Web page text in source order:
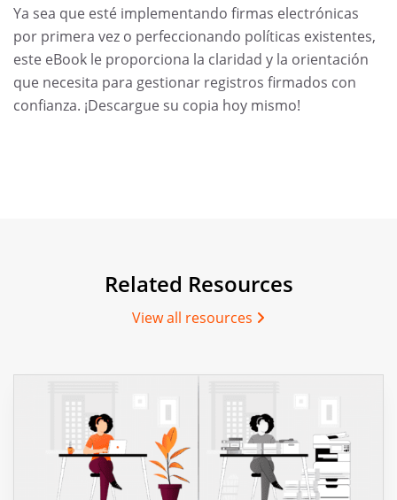
Ya sea que esté implementando firmas electrónicas
por primera vez o perfeccionando políticas existentes,
este eBook le proporciona la claridad y la orientación
que necesita para gestionar registros firmados con
confianza. ¡Descargue su copia hoy mismo!
Related Resources
View all resources